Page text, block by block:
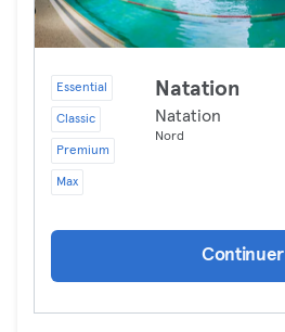
Essential
Classic
Premium
Max
Natation
Natation
Nord
Continuer